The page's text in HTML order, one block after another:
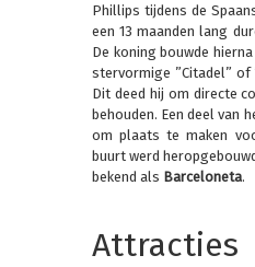
Phillips tijdens de
een 13 maanden lang
De koning bouwde
stervormige ”Citadel” of
Dit deed hij om directe
behouden. Een deel van
om plaats te maken
buurt werd
bekend als Barceloneta.
Attracties